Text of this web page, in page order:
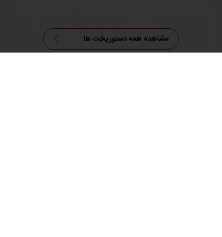
مشاهده همه دستورپخت ها